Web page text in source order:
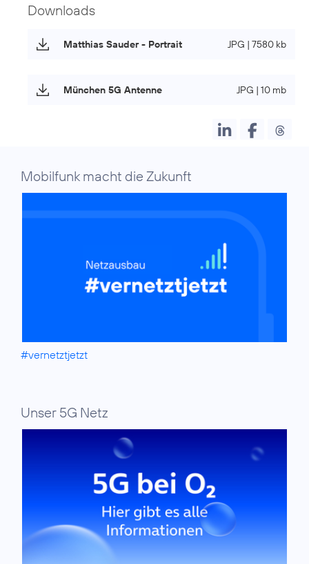
Downloads
Matthias Sauder - Portrait JPG | 7580 kb
München 5G Antenne JPG | 10 mb
Mobilfunk macht die Zukunft
#vernetztjetzt
Unser 5G Netz